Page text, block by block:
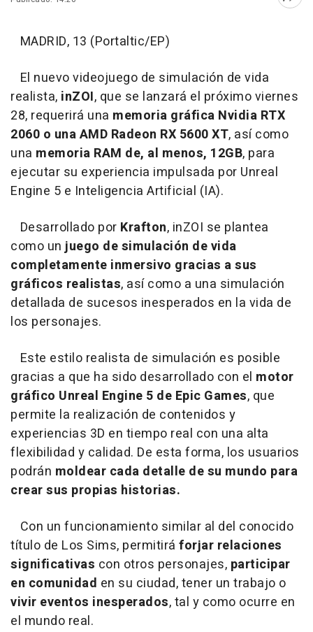
MADRID, 13 (Portaltic/EP)
El nuevo videojuego de simulación de vida
realista, inZOI, que se lanzará el próximo viernes
28, requerirá una memoria gráfica Nvidia RTX
2060 o una AMD Radeon RX 5600 XT, así como
una memoria RAM de, al menos, 12GB, para
ejecutar su experiencia impulsada por Unreal
Engine 5 e Inteligencia Artificial (IA).
Desarrollado por Krafton, inZOI se plantea
como unjuego de simulación de vida
completamente inmersivo gracias a sus
gráficos realistas, así como a una simulación
detallada de sucesos inesperados en la vida de
los personajes.
Este estilo realista de simulación es posible
gracias a que ha sido desarrollado con el motor
gráfico Unreal Engine 5 de Epic Games, que
permite la realización de contenidos y
experiencias 3D en tiempo real con una alta
flexibilidad y calidad. De esta forma, los usuarios
podrán moldear cada detalle de su mundo para
crear sus propias historias.
Con un funcionamiento similar al del conocido
título de Los Sims, permitirá forjar relaciones
significativas con otros personajes, participar
en comunidad en su ciudad, tener un trabajo o
vivir eventos inesperados, tal y como ocurre en
el mundo real.